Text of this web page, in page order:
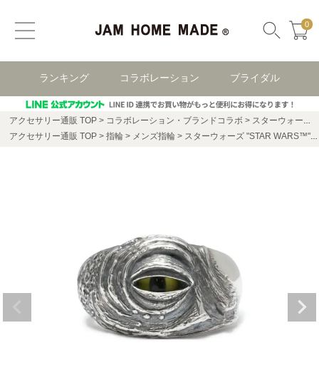
0
ランキング コラボレーション ブライダル
アクセサリー通販 TOP コラボレーション・ブランドコラボ
スターウォーズ(STAR WARS)
アクセサリー通販 TOP
指輪 メンズ指輪 スターウォーズ "STAR WARS™" ジャバ・ザ・ハット（JABBA THE HUTT） リング/指輪